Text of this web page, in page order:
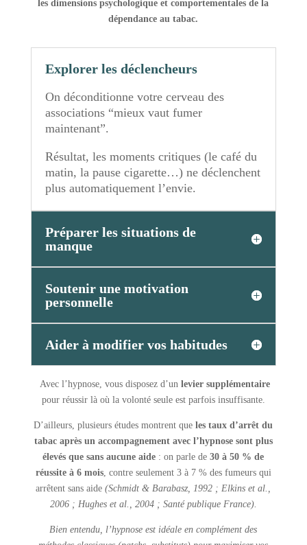
les dimensions psychologique et comportementales de la
dépendance au tabac.
Explorer les déclencheurs
On déconditionne votre cerveau des
associations “mieux vaut fumer
maintenant”.
Résultat, les moments critiques (le café du
matin, la pause cigarette…) ne déclenchent
plus automatiquement l’envie.
Préparer les situations de
manque
Soutenir une motivation
personnelle
Aider à modifier vos habitudes
Avec l’hypnose, vous disposez d’un levier supplémentaire
pour réussir là où la volonté seule est parfois insuffisante.
D’ailleurs, plusieurs études montrent queles taux d’arrêt du
tabac après un accompagnement avec l’hypnose sont plus
élevés que sans aucune aide : on parle de30 à 50 % de
réussite à 6 mois, contre seulement 3 à 7 % des fumeurs qui
arrêtent sans aide (Schmidt & Barabasz, 1992 ; Elkins et al.,
2006 ; Hughes et al., 2004 ; Santé publique France).
Bien entendu, l’hypnose est idéale en complément des